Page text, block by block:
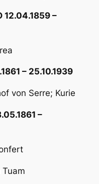
12.04.1859 –
– 25.10.1939
von Serre; Kurie
–
Tuam